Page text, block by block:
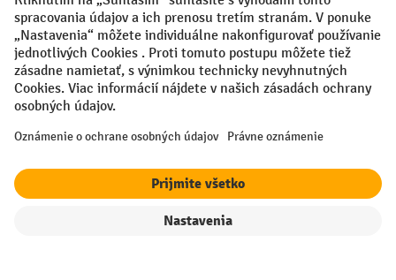
Sociálne siete
Facebook
YouTube
LinkedIn
Nastavenia ochrany osobných údajov
All prices excl. VAT plus shipping costsand possible delivery charges,
if not stated otherwise.